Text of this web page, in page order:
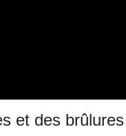
et des brûlures